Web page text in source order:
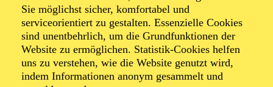
Sie möglichst sicher, komfortabel und
serviceorientiert zu gestalten. Essenzielle Cookies
sind unentbehrlich, um die Grundfunktionen der
Website zu ermöglichen. Statistik-Cookies helfen
uns zu verstehen, wie die Website genutzt wird,
indem Informationen anonym gesammelt und
dein Haar herunter!
Ein Kinderstück von Heribert Feckler und
Marie-Helen Joël